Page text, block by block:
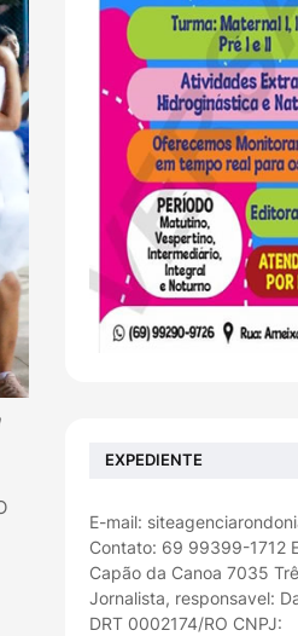
EXPEDIENTE
E-mail:
Contato: 69 99399-1712
Capão da Canoa 7035
Jornalista, responsavel:
DRT 0002174/RO CNPJ: